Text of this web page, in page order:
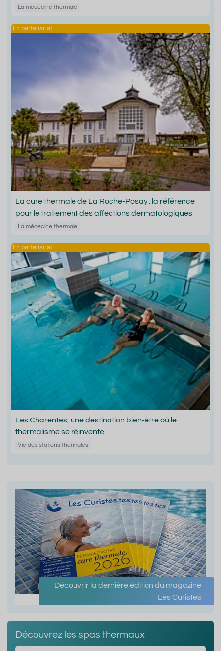
La médecine thermale
La cure thermale de La Roche-Posay : la référence
pour le traitement des affections dermatologiques
La médecine thermale
Les Charentes, une destination bien-être où le
thermalisme se réinvente
Vie des stations thermales
Découvrir la dernière édition du magazine
Les Curistes
Découvrez les spas thermaux